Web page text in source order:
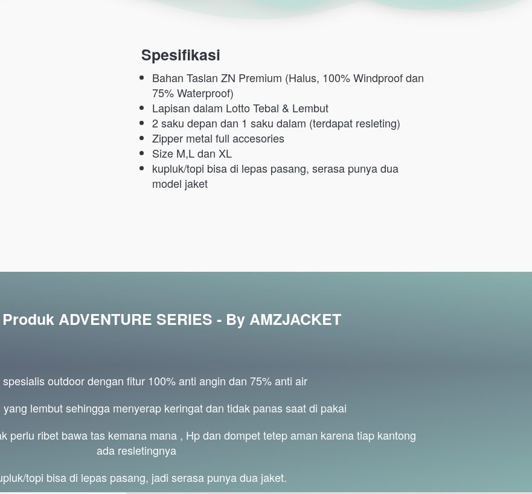
Spesifikasi
Bahan Taslan ZN Premium (Halus, 100% Windproof dan
75% Waterproof)
Lapisan dalam Lotto Tebal & Lembut
2 saku depan dan 1 saku dalam (terdapat resleting)
Zipper metal full accesories
Size M,L dan XL
kupluk/topi bisa di lepas pasang, serasa punya dua
model jaket
ADVENTURE SERIES - By AMZJACKET
spesialis outdoor dengan fitur 100% anti angin dan 75% anti air
lembut sehingga menyerap keringat dan tidak panas saat di pakai
perlu ribet bawa tas kemana mana , Hp dan dompet tetep aman karena tiap kantong
ada resletingnya
topi bisa di lepas pasang, jadi serasa punya dua jaket.